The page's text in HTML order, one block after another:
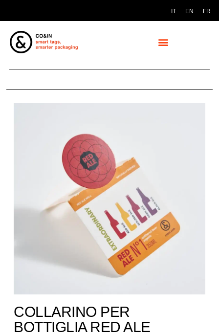
IT EN FR
COLLARINO PER
BOTTIGLIA RED ALE